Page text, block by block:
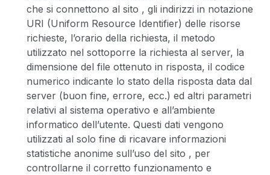
che si connettono al sito , gli indirizzi in notazione
URI (Uniform Resource Identifier) delle risorse
richieste, l’orario della richiesta, il metodo
utilizzato nel sottoporre la richiesta al server, la
dimensione del file ottenuto in risposta, il codice
numerico indicante lo stato della risposta data dal
server (buon fine, errore, ecc.) ed altri parametri
relativi al sistema operativo e all’ambiente
informatico dell’utente. Questi dati vengono
utilizzati al solo fine di ricavare informazioni
statistiche anonime sull’uso del sito , per
controllarne il corretto funzionamento e